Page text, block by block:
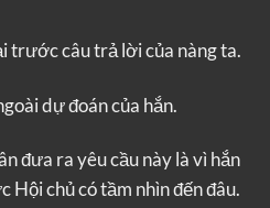
trước câu trả lời của nàng ta.
dự đoán của hắn.
đưa ra yêu cầu này là vì hắn
Hội chủ có tầm nhìn đến đâu.